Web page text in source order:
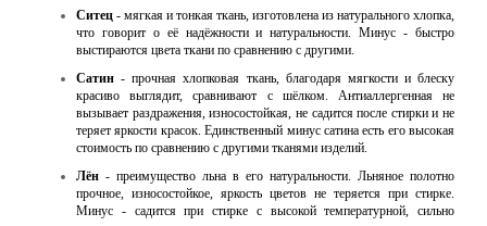
Ситец - мягкая и тонкая ткань, изготовлена из натурального хлопка,
что говорит о её надёжности и натуральности. Минус - быстро
выстираются цвета ткани по сравнению с другими.
Сатин- прочная хлопковая ткань, благодаря мягкости и блеску
красиво выглядит, сравнивают с шёлком. Антиаллергенная не
вызывает раздражения, износостойкая, не садится после стирки и не
теряет яркости красок. Единственный минус сатина есть его высокая
стоимость по сравнению с другими тканями изделий.
Лён - преимущество льна в его натуральности. Льняное полотно
прочное, износостойкое, яркость цветов не теряется при стирке.
Минус - садится при стирке с высокой температурной, сильно